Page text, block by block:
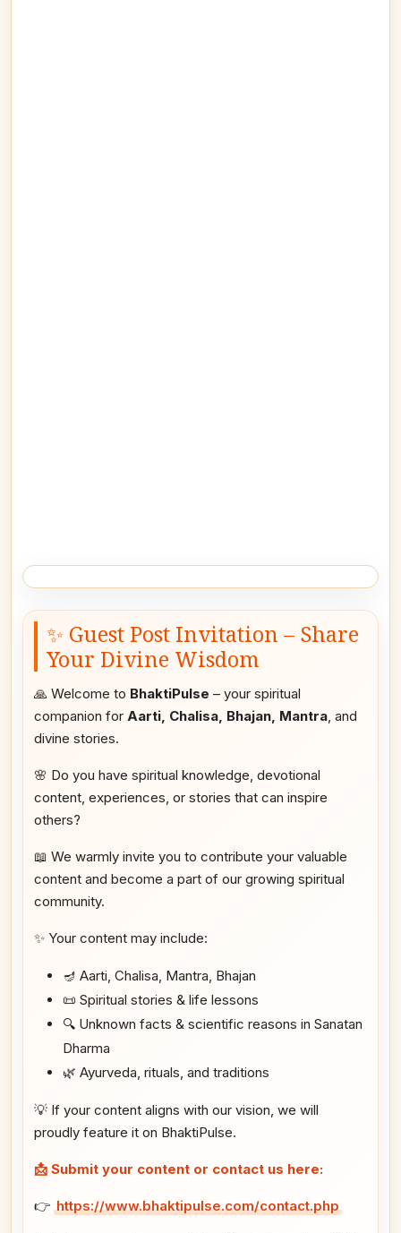
✨ Guest Post Invitation – Share
Your Divine Wisdom
🙏 Welcome to BhaktiPulse – your spiritual
companion for Aarti, Chalisa, Bhajan, Mantra, and
divine stories.
🌸 Do you have spiritual knowledge, devotional
content, experiences, or stories that can inspire
others?
📖 We warmly invite you to contribute your valuable
content and become a part of our growing spiritual
community.
✨ Your content may include:
🪔 Aarti, Chalisa, Mantra, Bhajan
📜 Spiritual stories & life lessons
🔍 Unknown facts & scientific reasons in Sanatan
Dharma
🌿 Ayurveda, rituals, and traditions
💡 If your content aligns with our vision, we will
proudly feature it on BhaktiPulse.
📩 Submit your content or contact us here:
👉 https://www.bhaktipulse.com/contact.php